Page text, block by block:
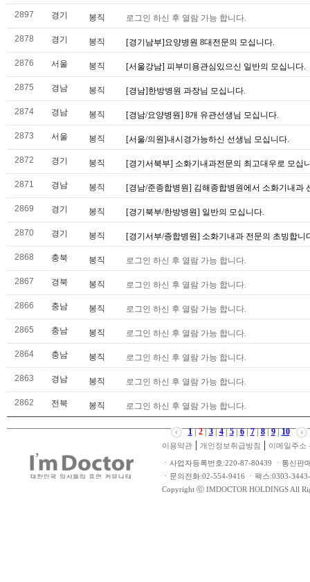
2897 경기 봉직 로그인 하신 후 열람 가능 합니다.
2878 경기 봉직 [경기남부]요양병원 8대전문의 모십니다.
2876 서울 봉직 [서울강남] 피부미용관심있으신 일반의 모십니다.
2875 경남 봉직 [경남]한방병원 과장님 모십니다.
2874 경남 봉직 [경남/요양병원] 8개 유관선생님 모십니다.
2873 서울 봉직 [서울/의원]내시경가능하신 선생님 모십니다.
2872 경기 봉직 [경기서북부] 소화기내과전문의 최고대우로 모십
2871 경남 봉직 [경남/준종합병원] 김해종합병원에서 소화기내과
2869 경기 봉직 [경기북부/한방병원] 일반의 모십니다.
2870 경기 봉직 [경기서부/종합병원] 소화기내과 전문의 초빙합니
2868 충북 봉직 로그인 하신 후 열람 가능 합니다.
2867 경북 봉직 로그인 하신 후 열람 가능 합니다.
2866 충남 봉직 로그인 하신 후 열람 가능 합니다.
2865 충남 봉직 로그인 하신 후 열람 가능 합니다.
2864 충남 봉직 로그인 하신 후 열람 가능 합니다.
2863 경남 봉직 로그인 하신 후 열람 가능 합니다.
2862 전북 봉직 로그인 하신 후 열람 가능 합니다.
1|2|3|4|5|6|7|8|9|10
이용약관 | 개인정보취급방침 | 이메일주소
ㆍ사업자등록번호:220-87-80439 ㆍ통신판
ㆍ문의전화:02-554-9416 ㆍ팩스:0303-
Copyright ⓒ IMDOCTOR HOLDINGS All